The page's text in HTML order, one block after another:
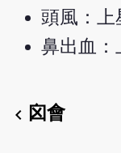
頭風：上
鼻出血：
chevron_left 囟會